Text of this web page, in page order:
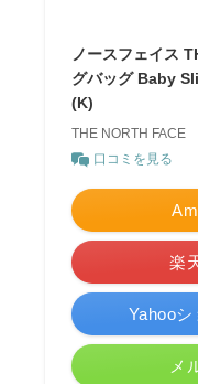
ノースフェイス
グバッグ Baby
(K)
THE NORTH FACE
口コミを見る
楽
Yahooシ
メ